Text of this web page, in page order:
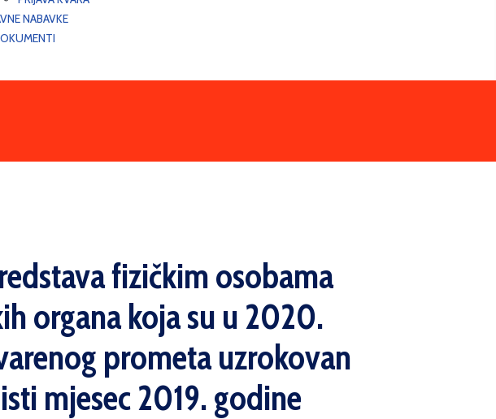
NABAVKE
fizičkim osobama
organa koja su u 2020.
prometa uzrokovan
mjesec 2019. godine